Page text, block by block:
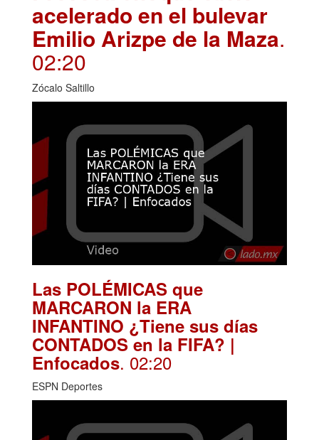
acelerado en el bulevar
Emilio Arizpe de la Maza.
02:20
Zócalo Saltillo
Las POLÉMICAS que
MARCARON la ERA
INFANTINO ¿Tiene sus días
CONTADOS en la FIFA? |
Enfocados. 02:20
ESPN Deportes